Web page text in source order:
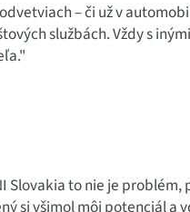
– či už v
službách. Vždy s
Slovakia to nie je
si všimol môj potenciál